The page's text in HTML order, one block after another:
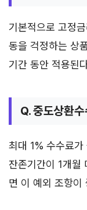
기본적으로 고정
동을 걱정하는 상
기간 동안 적용된
Q. 중도상환
최대 1% 수수료
잔존기간이 1개월
면 이 예외 조항이